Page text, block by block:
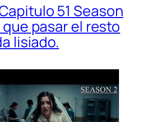
51 Season
que pasar el resto
lisiado.